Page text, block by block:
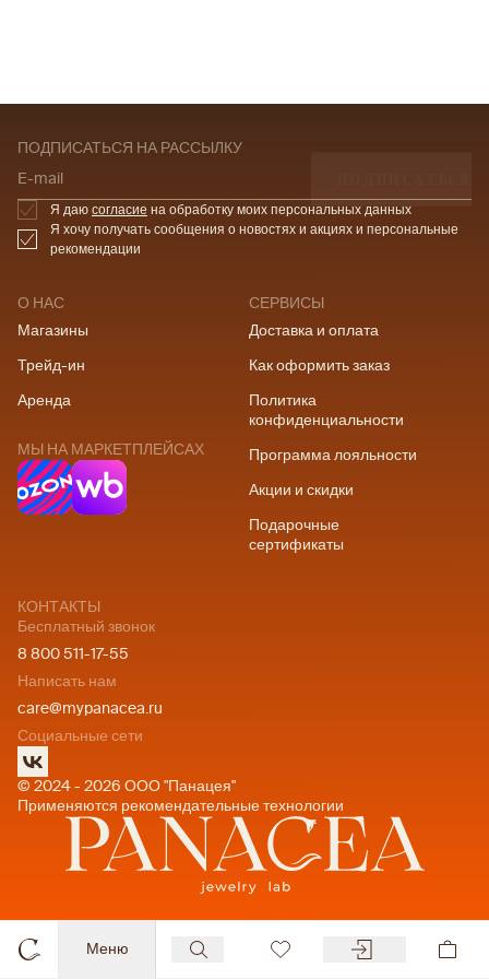
Меню
О НАС
Магазины
Трейд-ин
Аренда
МЫ НА МАРКЕТПЛЕЙСАХ
СЕРВИСЫ
Доставка и оплата
Как оформить заказ
Политика
конфиденциальности
Программа лояльности
Акции и скидки
Подарочные
сертификаты
КОНТАКТЫ
Бесплатный звонок
8 800 511-17-55
Написать нам
care@mypanacea.ru
Социальные сети
© 2024 - 2026 ООО "Панацея"
Применяются рекомендательные технологии
ПОДПИСАТЬСЯ НА РАССЫЛКУ
E-mail
Я даю согласие на обработку моих персональных данных
Я хочу получать сообщения о новостях и акциях и персональные
рекомендации